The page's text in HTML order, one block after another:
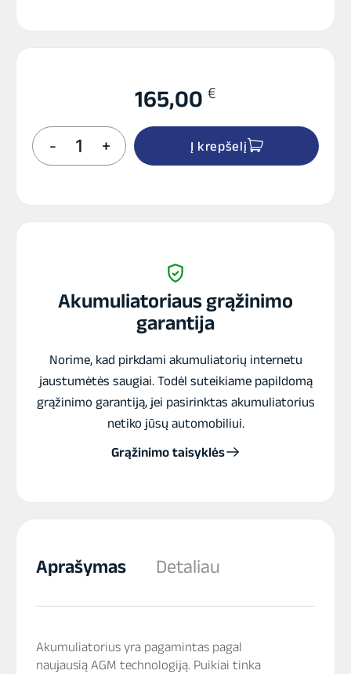
165,00 €
-
produkto
kiekis:
DYNAC
+ Į krepšelį
Akumuliatoriaus grąžinimo
garantija
Norime, kad pirkdami akumuliatorių internetu
jaustumėtės saugiai. Todėl suteikiame papildomą
grąžinimo garantiją, jei pasirinktas akumuliatorius
netiko jūsų automobiliui.
Grąžinimo taisyklės
Aprašymas Detaliau
Akumuliatorius yra pagamintas pagal
naujausią AGM technologiją. Puikiai tinka